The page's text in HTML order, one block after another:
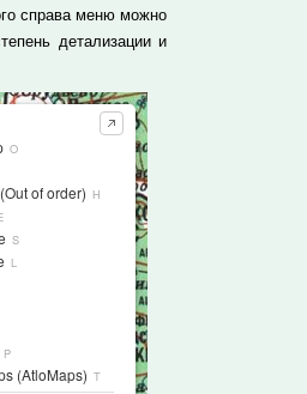
справа меню можно
детализации и